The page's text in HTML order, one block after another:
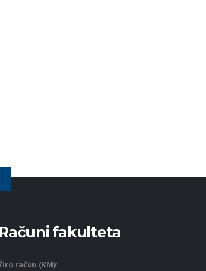
Računi fakulteta
račun (KM):